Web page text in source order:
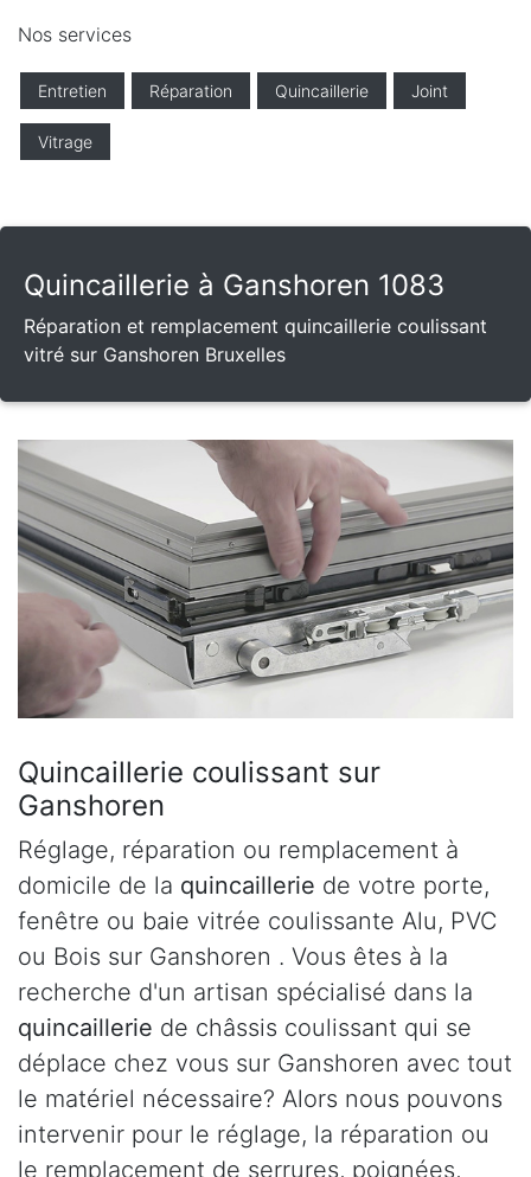
Nos services
Entretien Réparation Quincaillerie Joint
Vitrage
Quincaillerie à Ganshoren 1083
Réparation et remplacement quincaillerie coulissant
vitré sur Ganshoren Bruxelles
Quincaillerie coulissant sur
Ganshoren
Réglage, réparation ou remplacement à
domicile de la quincaillerie de votre porte,
fenêtre ou baie vitrée coulissante Alu, PVC
ou Bois sur Ganshoren . Vous êtes à la
recherche d'un artisan spécialisé dans la
quincaillerie de châssis coulissant qui se
déplace chez vous sur Ganshoren avec tout
le matériel nécessaire? Alors nous pouvons
intervenir pour le réglage, la réparation ou
le remplacement de serrures, poignées,